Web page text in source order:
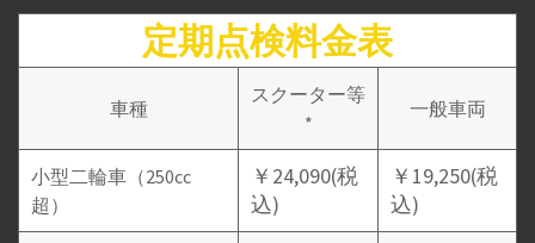
定期点検料金表
車種
スクーター等
*
一般車両
小型二輪車（250cc
超）
￥24,090(税
込)
￥19,250(税
込)